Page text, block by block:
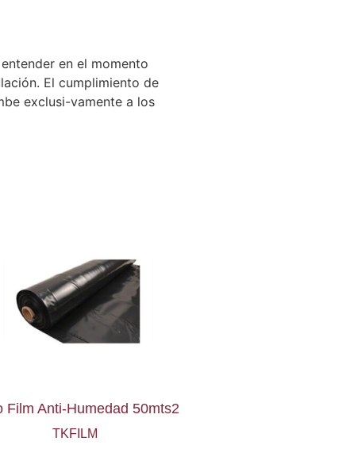
en el momento
El cumplimiento de
exclusi-vamente a los
Film Anti-Humedad 50mts2
TKFILM